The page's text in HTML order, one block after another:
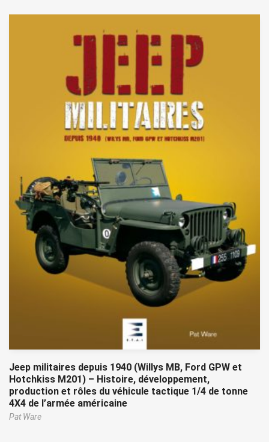
Jeep militaires depuis 1940 (Willys MB, Ford GPW et
Hotchkiss M201) – Histoire, développement,
production et rôles du véhicule tactique 1/4 de tonne
4X4 de l’armée américaine
Pat Ware